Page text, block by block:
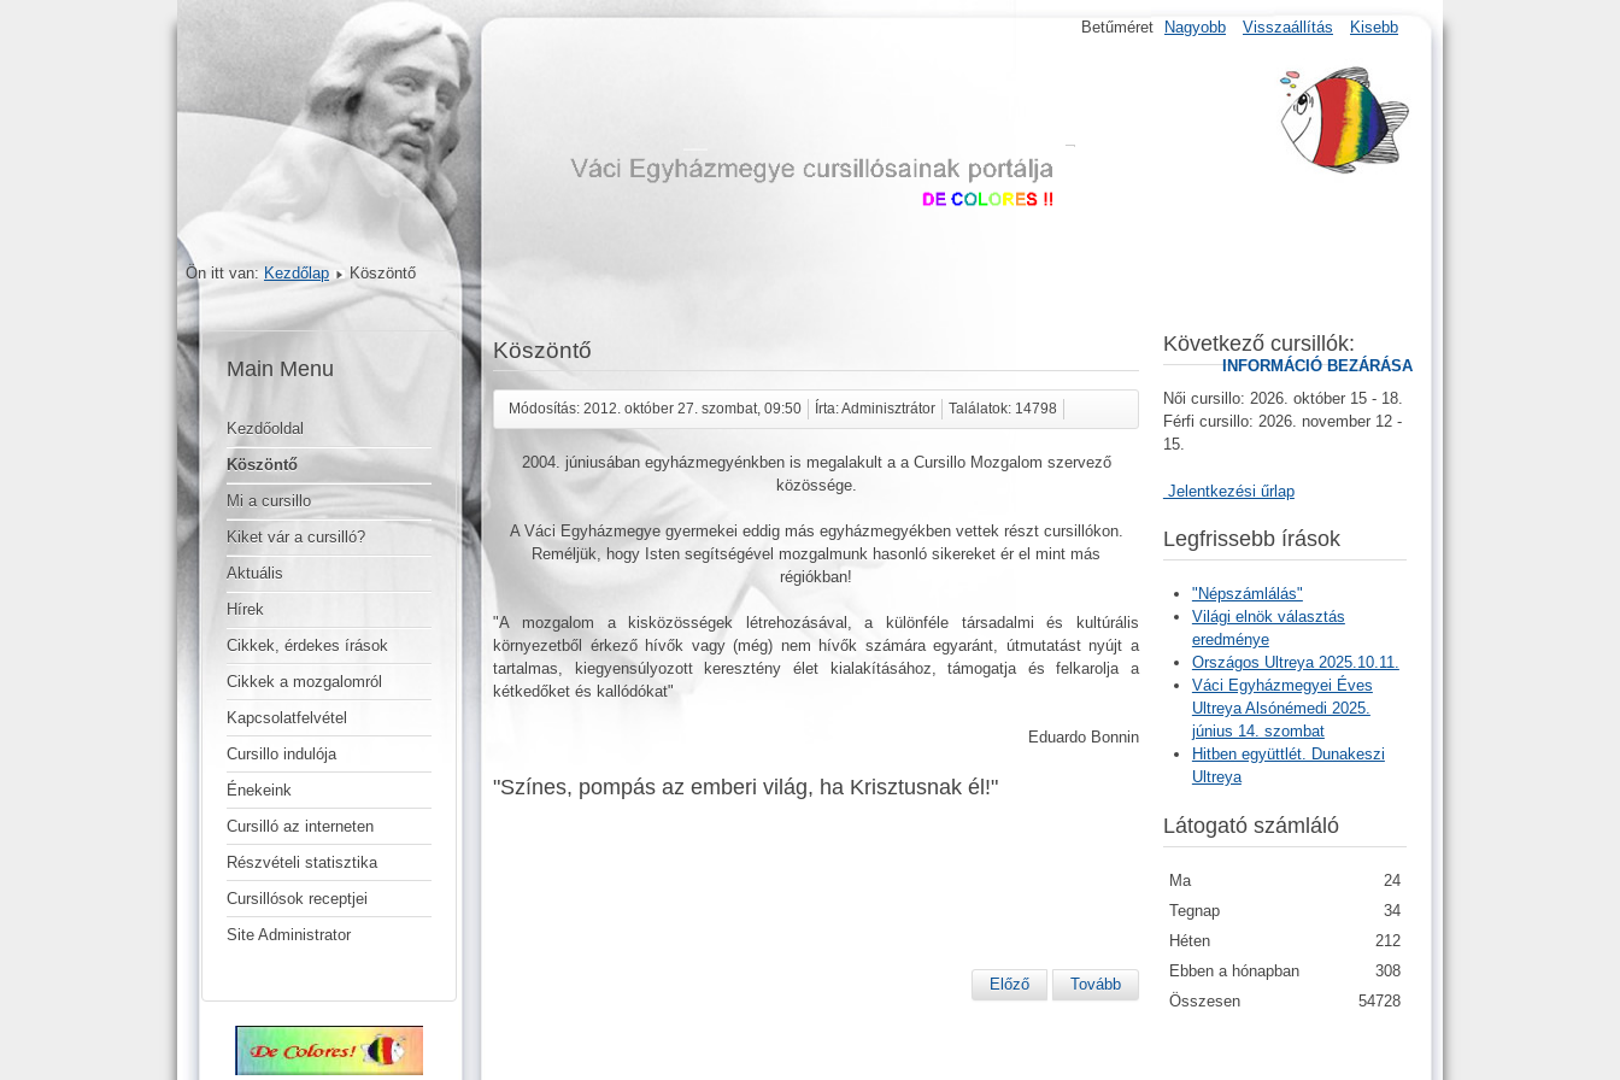
Ön itt van: Kezdőlap Köszöntő
Betűméret Nagyobb Visszaállítás Kisebb
Main Menu
Kezdőoldal
Köszöntő
Mi a cursillo
Kiket vár a cursilló?
Aktuális
Hírek
Cikkek, érdekes írások
Cikkek a mozgalomról
Kapcsolatfelvétel
Cursillo indulója
Énekeink
Cursilló az interneten
Részvételi statisztika
Cursillósok receptjei
Site Administrator
Köszöntő
Módosítás: 2012. október 27. szombat, 09:50 Írta: Adminisztrátor Találatok: 14798
2004. júniusában egyházmegyénkben is megalakult a a Cursillo Mozgalom szervező
közössége.
A Váci Egyházmegye gyermekei eddig más egyházmegyékben vettek részt cursillókon.
Reméljük, hogy Isten segítségével mozgalmunk hasonló sikereket ér el mint más
régiókban!
"A mozgalom a kisközösségek létrehozásával, a különféle társadalmi és kultúrális
környezetből érkező hívők vagy (még) nem hívők számára egyaránt, útmutatást nyújt a
tartalmas, kiegyensúlyozott keresztény élet kialakításához, támogatja és felkarolja a
kétkedőket és kallódókat"
Eduardo Bonnin
"Színes, pompás az emberi világ, ha Krisztusnak él!"
Előző Tovább
INFORMÁCIÓ BEZÁRÁSA
Következő cursillók:
Női cursillo: 2026. október 15 - 18.
Férfi cursillo: 2026. november 12 -
15.
Jelentkezési űrlap
Legfrissebb írások
"Népszámlálás"
Világi elnök választás
eredménye
Országos Ultreya 2025.10.11.
Váci Egyházmegyei Éves
Ultreya Alsónémedi 2025.
június 14. szombat
Hitben együttlét. Dunakeszi
Ultreya
Látogató számláló
Ma
24
Tegnap
34
Héten
212
Ebben a hónapban
308
Összesen
54728